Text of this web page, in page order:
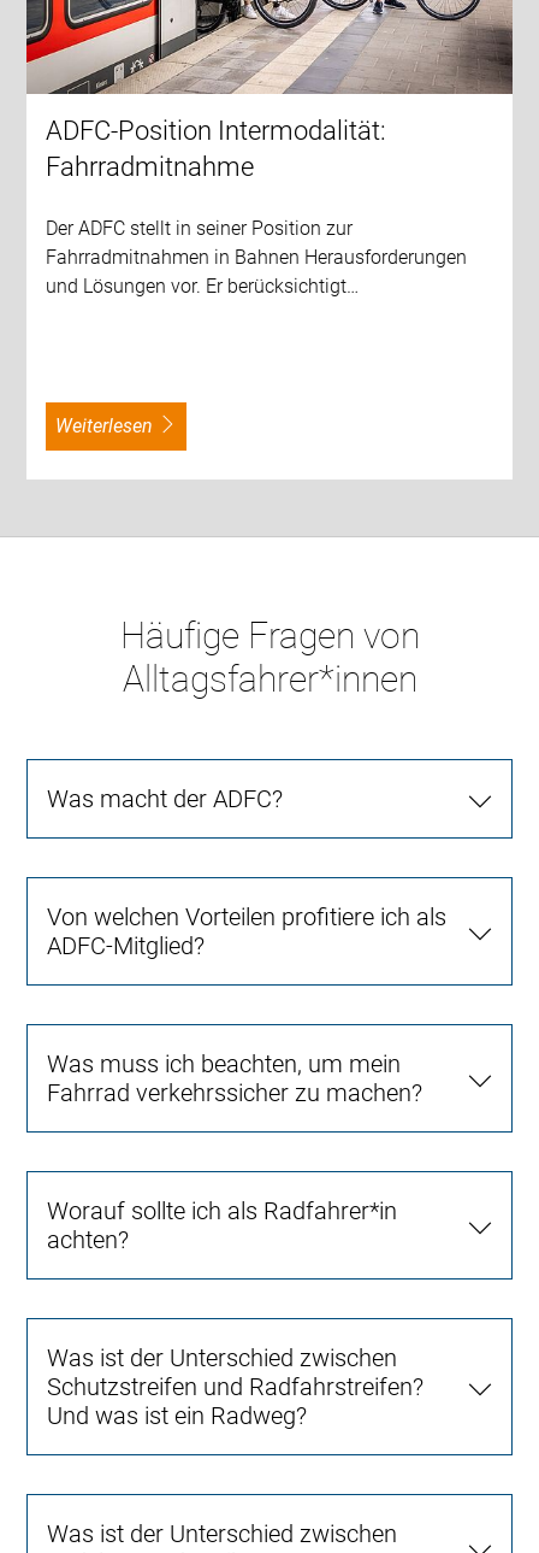
ADFC-Position Intermodalität:
Fahrradmitnahme
Der ADFC stellt in seiner Position zur
Fahrradmitnahmen in Bahnen Herausforderungen
und Lösungen vor. Er berücksichtigt…
weiterlesen
Häufige Fragen von
Alltagsfahrer*innen
Was macht der ADFC?
Von welchen Vorteilen profitiere ich als
ADFC-Mitglied?
Was muss ich beachten, um mein
Fahrrad verkehrssicher zu machen?
Worauf sollte ich als Radfahrer*in
achten?
Was ist der Unterschied zwischen
Schutzstreifen und Radfahrstreifen?
Und was ist ein Radweg?
Was ist der Unterschied zwischen